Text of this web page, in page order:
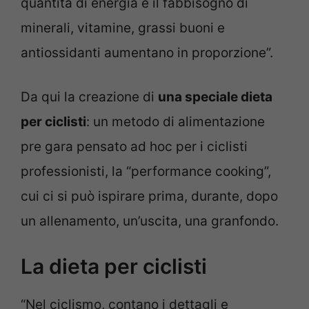
minerali, vitamine, grassi buoni e
antiossidanti aumentano in proporzione”.
Da qui la creazione di una speciale dieta
per ciclisti: un metodo di alimentazione
pre gara pensato ad hoc per i ciclisti
professionisti, la “performance cooking”,
cui ci si può ispirare prima, durante, dopo
un allenamento, un’uscita, una granfondo.
La dieta per ciclisti
“Nel ciclismo, contano i dettagli e